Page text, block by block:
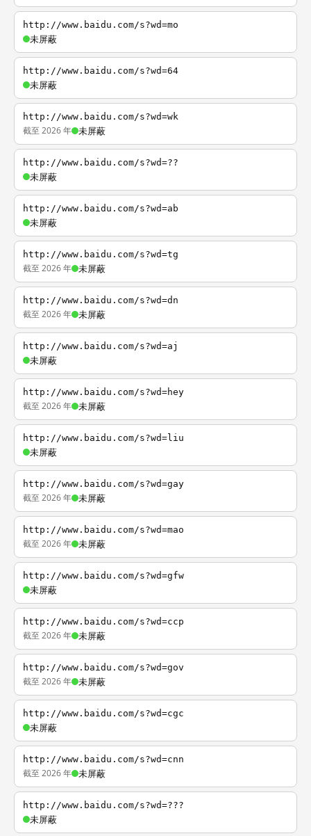
http://www.baidu.com/s?wd=mo
未屏蔽
http://www.baidu.com/s?wd=64
未屏蔽
http://www.baidu.com/s?wd=wk
截至 2026 年 未屏蔽
http://www.baidu.com/s?wd=??
未屏蔽
http://www.baidu.com/s?wd=ab
未屏蔽
http://www.baidu.com/s?wd=tg
截至 2026 年 未屏蔽
http://www.baidu.com/s?wd=dn
截至 2026 年 未屏蔽
http://www.baidu.com/s?wd=aj
未屏蔽
http://www.baidu.com/s?wd=hey
截至 2026 年 未屏蔽
http://www.baidu.com/s?wd=liu
未屏蔽
http://www.baidu.com/s?wd=gay
截至 2026 年 未屏蔽
http://www.baidu.com/s?wd=mao
截至 2026 年 未屏蔽
http://www.baidu.com/s?wd=gfw
未屏蔽
http://www.baidu.com/s?wd=ccp
截至 2026 年 未屏蔽
http://www.baidu.com/s?wd=gov
截至 2026 年 未屏蔽
http://www.baidu.com/s?wd=cgc
未屏蔽
http://www.baidu.com/s?wd=cnn
截至 2026 年 未屏蔽
http://www.baidu.com/s?wd=???
未屏蔽